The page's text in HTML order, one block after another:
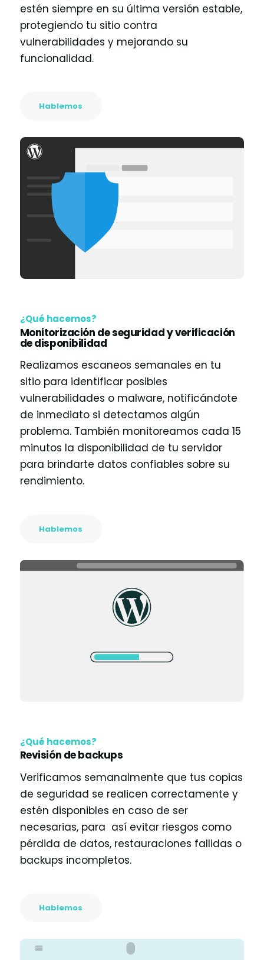
estén siempre en su última versión estable,
protegiendo tu sitio contra
vulnerabilidades y mejorando su
funcionalidad.
Hablemos
¿Qué hacemos?
Monitorización de seguridad y verificación
de disponibilidad
Realizamos escaneos semanales en tu
sitio para identificar posibles
vulnerabilidades o malware, notificándote
de inmediato si detectamos algún
problema. También monitoreamos cada 15
minutos la disponibilidad de tu servidor
para brindarte datos confiables sobre su
rendimiento.
Hablemos
¿Qué hacemos?
Revisión de backups
Verificamos semanalmente que tus copias
de seguridad se realicen correctamente y
estén disponibles en caso de ser
necesarias, para así evitar riesgos como
pérdida de datos, restauraciones fallidas o
backups incompletos.
Hablemos